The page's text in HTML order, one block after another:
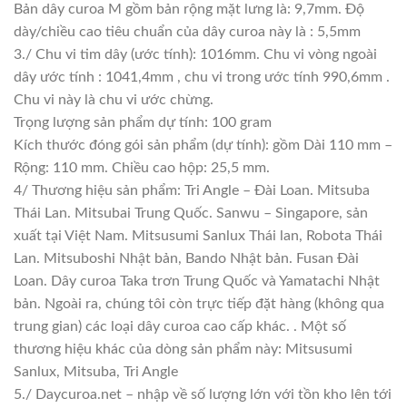
Bản dây curoa M gồm bản rộng mặt lưng là: 9,7mm. Độ
dày/chiều cao tiêu chuẩn của dây curoa này là : 5,5mm
3./ Chu vi tim dây (ước tính): 1016mm. Chu vi vòng ngoài
dây ước tính : 1041,4mm , chu vi trong ước tính 990,6mm .
Chu vi này là chu vi ước chừng.
Trọng lượng sản phẩm dự tính: 100 gram
Kích thước đóng gói sản phẩm (dự tính): gồm Dài 110 mm –
Rộng: 110 mm. Chiều cao hộp: 25,5 mm.
4/ Thương hiệu sản phẩm: Tri Angle – Đài Loan. Mitsuba
Thái Lan. Mitsubai Trung Quốc. Sanwu – Singapore, sản
xuất tại Việt Nam. Mitsusumi Sanlux Thái lan, Robota Thái
Lan. Mitsuboshi Nhật bản, Bando Nhật bản. Fusan Đài
Loan. Dây curoa Taka trơn Trung Quốc và Yamatachi Nhật
bản. Ngoài ra, chúng tôi còn trực tiếp đặt hàng (không qua
trung gian) các loại dây curoa cao cấp khác. . Một số
thương hiệu khác của dòng sản phẩm này: Mitsusumi
Sanlux, Mitsuba, Tri Angle
5./ Daycuroa.net – nhập về số lượng lớn với tồn kho lên tới